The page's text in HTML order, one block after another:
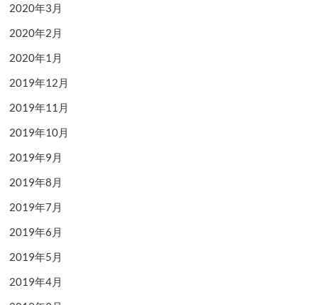
2020年3月
2020年2月
2020年1月
2019年12月
2019年11月
2019年10月
2019年9月
2019年8月
2019年7月
2019年6月
2019年5月
2019年4月